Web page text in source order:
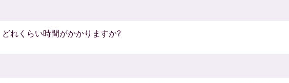
れくらい時間がかかりますか?